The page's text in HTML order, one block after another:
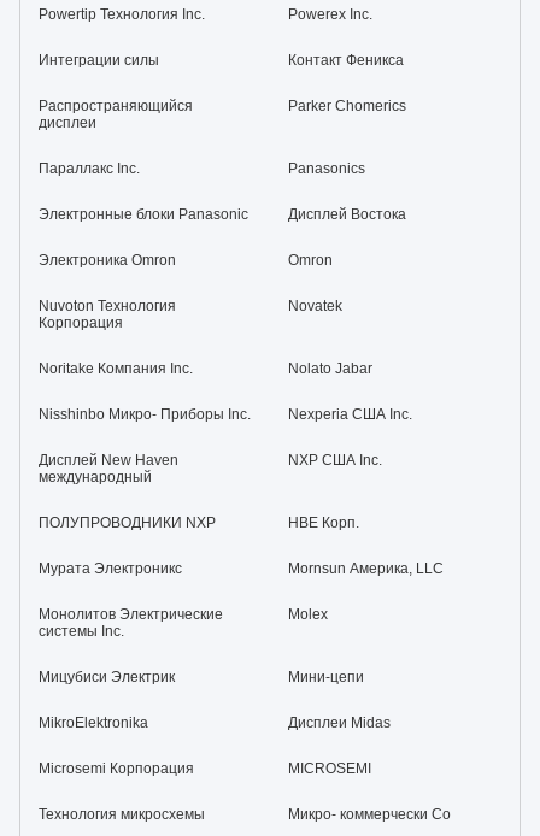
Powertip Технология Inc. Powerex Inc.
Интеграции силы Контакт Феникса
Распространяющийся
дисплеи
Parker Chomerics
Параллакс Inc. Panasonics
Электронные блоки Panasonic Дисплей Востока
Электроника Omron Omron
Nuvoton Технология
Корпорация
Novatek
Noritake Компания Inc. Nolato Jabar
Nisshinbo Микро- Приборы Inc. Nexperia США Inc.
Дисплей New Haven
международный
NXP США Inc.
ПОЛУПРОВОДНИКИ NXP НВЕ Корп.
Мурата Электроникс Mornsun Америка, LLC
Монолитов Электрические
системы Inc.
Molex
Мицубиси Электрик Мини-цепи
MikroElektronika Дисплеи Midas
Microsemi Корпорация MICROSEMI
Технология микросхемы Микро- коммерчески Co